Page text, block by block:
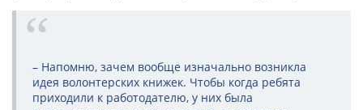
– Напомню, зачем вообще изначально возникла
идея волонтерских книжек. Чтобы когда ребята
приходили к работодателю, у них была